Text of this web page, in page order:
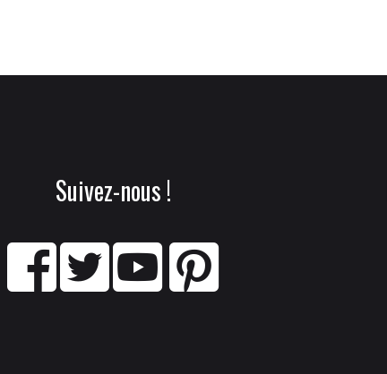
Suivez-nous !